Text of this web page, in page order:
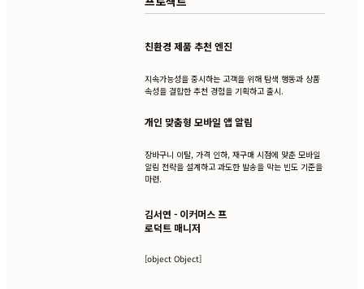
친환경 제품 추천 엔진
지속가능성을 중시하는 고객을 위해 탐색 행동과 상품
속성을 결합한 추천 경험을 기획하고 출시.
개인 맞춤형 모바일 앱 알림
장바구니 이탈, 가격 인하, 재구매 시점에 맞춘 모바일
알림 전략을 설계하고 과도한 발송을 막는 빈도 기준을
마련.
김서연 - 이커머스 프
로덕트 매니저
[object Object]